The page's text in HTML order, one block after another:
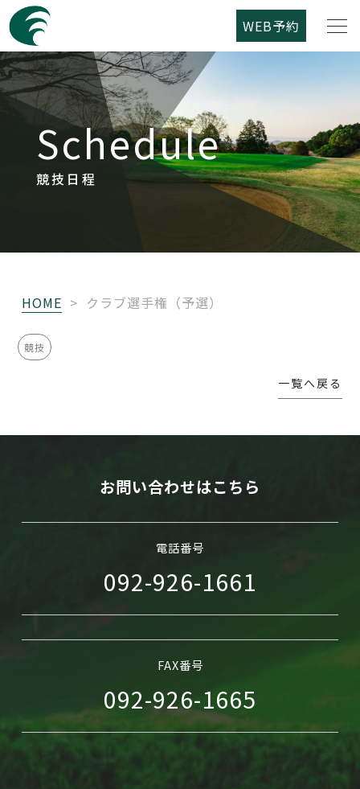
WEB予約
Schedule
競技日程
HOME > クラブ選手権（予選）
競技
一覧へ戻る
お問い合わせはこちら
電話番号
092-926-1661
FAX番号
092-926-1665
筑紫野カントリークラブについて
コース紹介
ご利用案内
レストラン
アクセス